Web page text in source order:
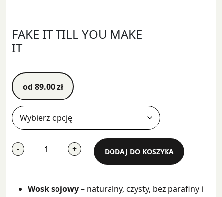
FAKE IT TILL YOU MAKE
IT
od 89.00zł
Wosk sojowy– naturalny, czysty, bez parafiny i
-
You
+ DODAJ DO KOSZYKA